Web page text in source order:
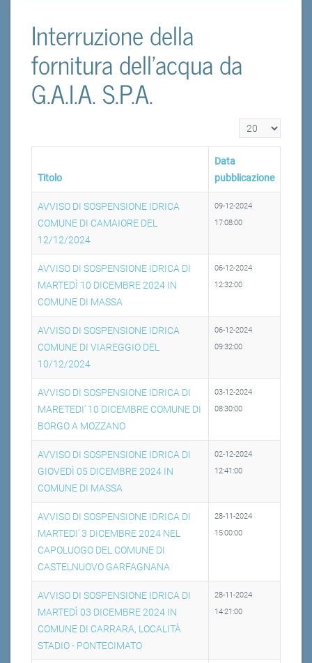
Interruzione della
fornitura dell'acqua da
G.A.I.A. S.P.A.
Visualizza n.
Titolo
Data
pubblicazione
AVVISO DI SOSPENSIONE IDRICA
COMUNE DI CAMAIORE DEL
12/12/2024
09-12-2024
17:08:00
AVVISO DI SOSPENSIONE IDRICA DI
MARTEDÌ 10 DICEMBRE 2024 IN
COMUNE DI MASSA
06-12-2024
12:32:00
AVVISO DI SOSPENSIONE IDRICA
COMUNE DI VIAREGGIO DEL
10/12/2024
06-12-2024
09:32:00
AVVISO DI SOSPENSIONE IDRICA DI
MARETEDI' 10 DICEMBRE COMUNE DI
BORGO A MOZZANO
03-12-2024
08:30:00
AVVISO DI SOSPENSIONE IDRICA DI
GIOVEDÌ 05 DICEMBRE 2024 IN
COMUNE DI MASSA
02-12-2024
12:41:00
AVVISO DI SOSPENSIONE IDRICA DI
MARTEDI' 3 DICEMBRE 2024 NEL
CAPOLUOGO DEL COMUNE DI
CASTELNUOVO GARFAGNANA
28-11-2024
15:00:00
AVVISO DI SOSPENSIONE IDRICA DI
MARTEDÌ 03 DICEMBRE 2024 IN
COMUNE DI CARRARA, LOCALITÀ
STADIO - PONTECIMATO
28-11-2024
14:21:00